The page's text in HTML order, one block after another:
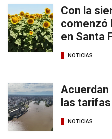
Con la
comenzó
en Santa
NOTICIAS
Acuerdan
las
NOTICIAS